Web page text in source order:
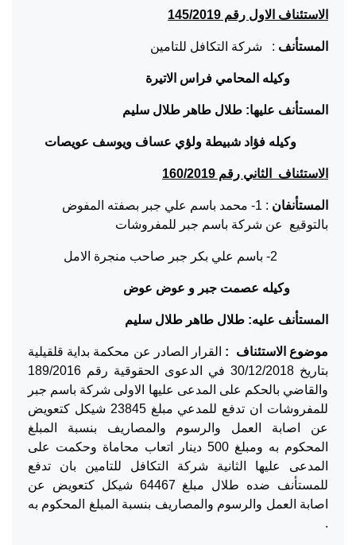
الاستئناف الاول رقم 145/2019
المستأنف : شركة التكافل للتامين
وكيله المحامي فراس الاتيرة
المستأنف عليها: طلال طاهر طلال سليم
وكيله فؤاد شبيطة ولؤي عساف ويوسف عويصات
الاستئناف الثاني رقم 160/2019
المستأنفان
: 1- محمد باسم علي جبر بصفته المفوض
بالتوقيع عن شركة باسم جبر للمفروشات
وكيله عصمت جبر و عوض عوض
المستأنف عليه: طلال طاهر طلال سليم
موضوع الاستئناف : القرار الصادر عن محكمة بداية قلقيلية
بتاريخ 30/12/2018 في الدعوى الحقوقية رقم 189/2016
والقاضي بالحكم على المدعى عليها الاولى شركة باسم جبر
للمفروشات ان تدفع للمدعي مبلغ 23845 شيكل كتعويض
عن اصابة العمل والرسوم والمصاريف بنسبة المبلغ
المحكوم به ومبلغ 500 دينار اتعاب محاماة وحكمت على
المدعى عليها الثانية شركة التكافل للتامين بان تدفع
للمستأنف ضده طلال مبلغ 64467 شيكل كتعويض عن
اصابة العمل والرسوم والمصاريف بنسبة المبلغ المحكوم به
.